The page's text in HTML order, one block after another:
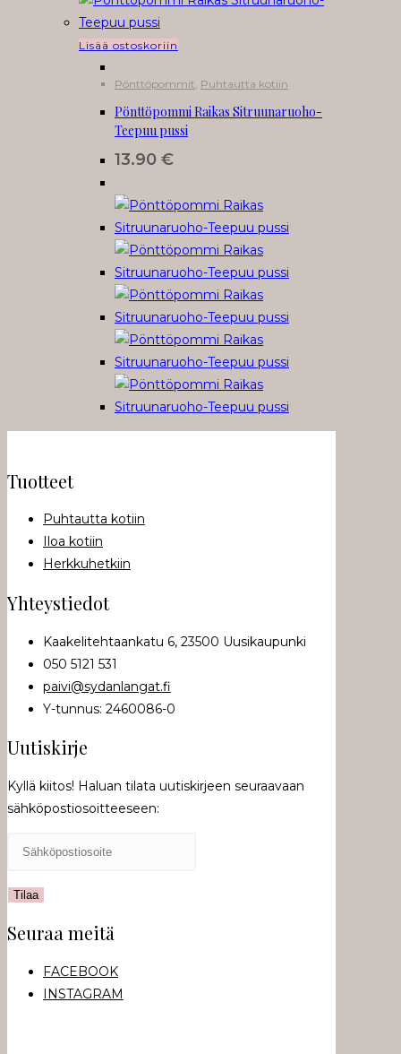
Lisää ostoskoriin
Pönttöpommit Puhtautta kotiin
Pönttöpommi Raikas Sitruunaruoho-
Teepuu pussi
13.90 €
Tuotteet
Puhtautta kotiin
Iloa kotiin
Herkkuhetkiin
Yhteystiedot
Kaakelitehtaankatu 6, 23500 Uusikaupunki
050 5121 531
paivi@sydanlangat.fi
Y-tunnus: 2460086-0
Uutiskirje
Kyllä kiitos! Haluan tilata uutiskirjeen seuraavaan
sähköpostiosoitteeseen:
Seuraa meitä
FACEBOOK
INSTAGRAM